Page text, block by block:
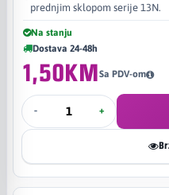
prednjim sklopom serije 13N.
Na stanju
Dostava 24-48h
1,50KMSa PDV-om
- +